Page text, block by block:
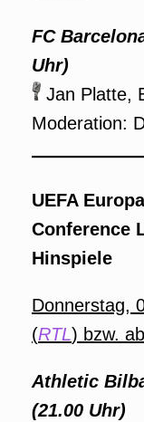
FC
Uhr)
Jan Platte,
Moderation:
UEFA
Conference
Hinspiele
Donnerstag,
(RTL) bzw.
Athletic
(21.00 Uhr)